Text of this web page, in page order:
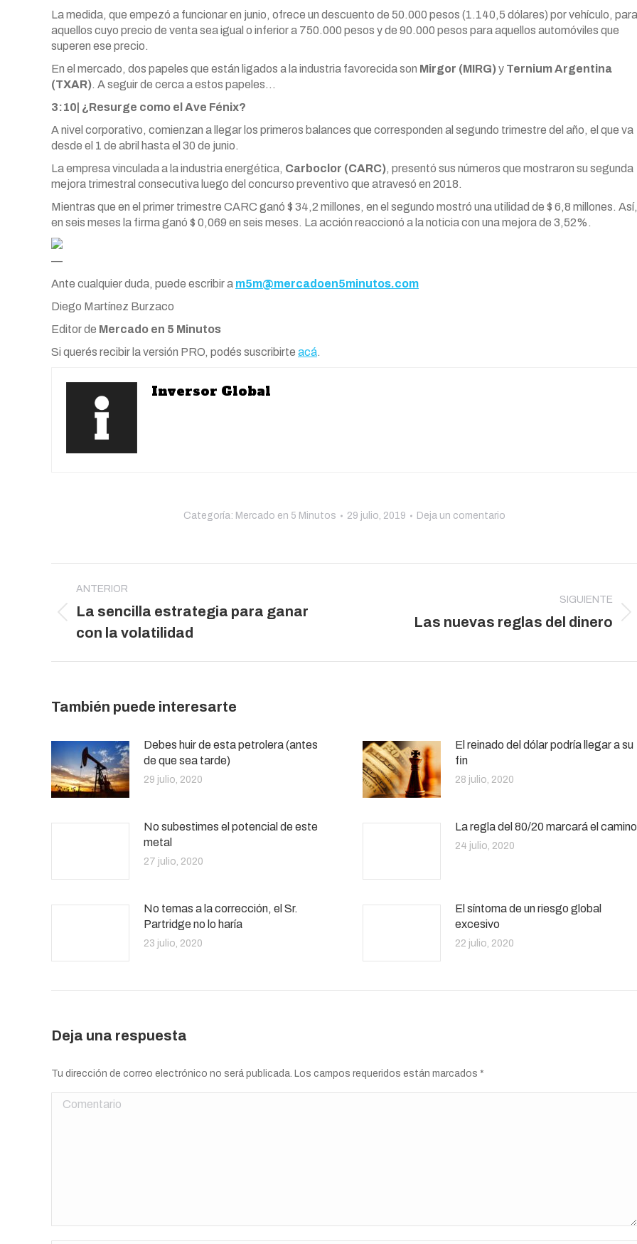
La medida, que empezó a funcionar en junio, ofrece un descuento de 50.000 pesos (1.140,5 dólares) por vehículo, para
aquellos cuyo precio de venta sea igual o inferior a 750.000 pesos y de 90.000 pesos para aquellos automóviles que
superen ese precio.
En el mercado, dos papeles que están ligados a la industria favorecida son Mirgor (MIRG)y Ternium Argentina
(TXAR). A seguir de cerca a estos papeles…
3:10| ¿Resurge como el Ave Fénix?
A nivel corporativo, comienzan a llegar los primeros balances que corresponden al segundo trimestre del año, el que va
desde el 1 de abril hasta el 30 de junio.
La empresa vinculada a la industria energética, Carboclor (CARC), presentó sus números que mostraron su segunda
mejora trimestral consecutiva luego del concurso preventivo que atravesó en 2018.
Mientras que en el primer trimestre CARC ganó $ 34,2 millones, en el segundo mostró una utilidad de $ 6,8 millones. Así,
en seis meses la firma ganó $ 0,069 en seis meses. La acción reaccionó a la noticia con una mejora de 3,52%.
—
Ante cualquier duda, puede escribir a m5m@mercadoen5minutos.com
Diego Martínez Burzaco
Editor de Mercado en 5 Minutos
Si querés recibir la versión PRO, podés suscribirte acá.
Inversor Global
Categoría: Mercado en 5 Minutos 29 julio, 2019 Deja un comentario
entre
publicaciones
ANTERIOR
Publicación
anterior:
La sencilla estrategia para ganar
con la volatilidad
SIGUIENTE
PublicaciónLas nuevas reglas del dinero
También puede interesarte
Debes huir de esta petrolera (antes
de que sea tarde)
29 julio, 2020
El reinado del dólar podría llegar a su
fin
28 julio, 2020
No subestimes el potencial de este
metal
27 julio, 2020
La regla del 80/20 marcará el camino
24 julio, 2020
No temas a la corrección, el Sr.
Partridge no lo haría
23 julio, 2020
El síntoma de un riesgo global
excesivo
22 julio, 2020
Deja una respuesta
Tu dirección de correo electrónico no será publicada. Los campos requeridos están marcados *
Comentario